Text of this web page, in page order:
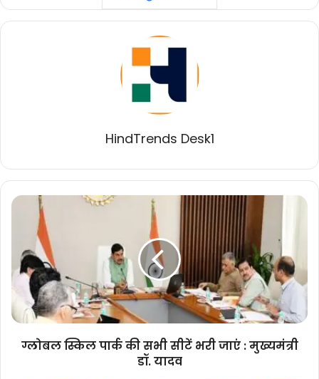
HindTrends Desk1
ग्लोबल
सभी
सीटें
भरी
जाएं
:
मुख्यमंत्री
ग्लोबल स्किल पार्क की सभी सीटें भरी जाएं : मुख्यमंत्री
डॉ. यादव